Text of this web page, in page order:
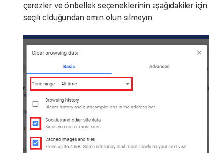
çerezler ve önbellek seçeneklerinin aşağıdakiler için
seçili olduğundan emin olun silmeyin.